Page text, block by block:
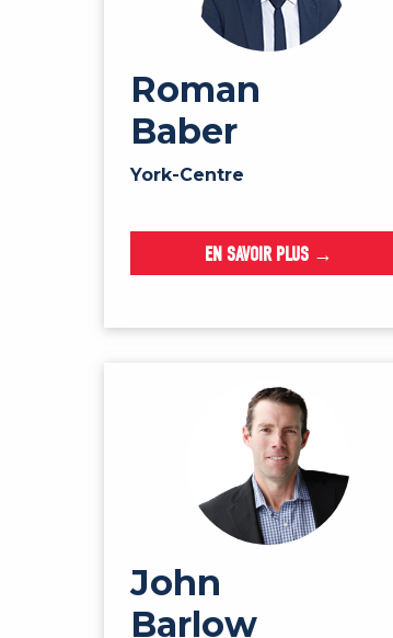
Roman
Baber
York-Centre
EN SAVOIR PLUS →
John
Barlow